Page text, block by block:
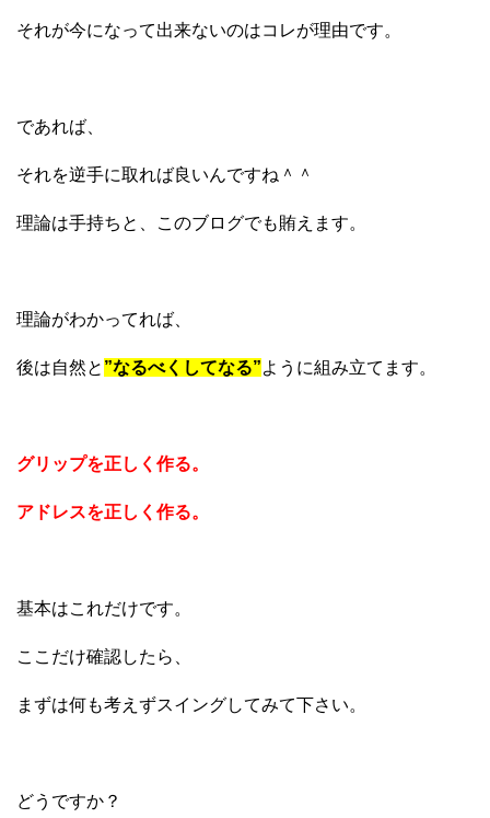
それが今になって出来ないのはコレが理由です。
であれば、
それを逆手に取れば良いんですね＾＾
理論は手持ちと、このブログでも賄えます。
理論がわかってれば、
後は自然と ”なるべくしてなる”ように組み立てます。
グリップを正しく作る。
アドレスを正しく作る。
基本はこれだけです。
ここだけ確認したら、
まずは何も考えずスイングしてみて下さい。
どうですか？